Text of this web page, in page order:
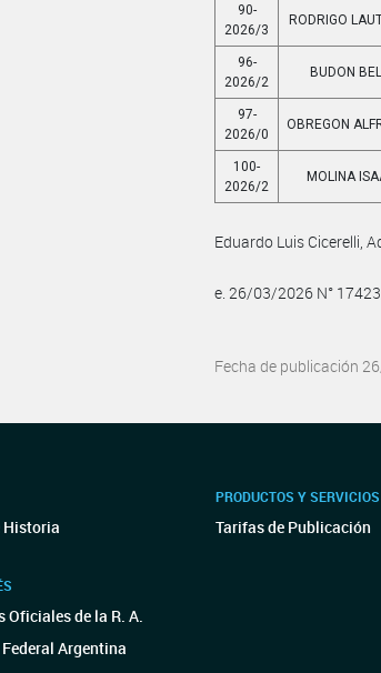
90-
2026/3
RODRIGO
96-
2026/2
BUDON
97-
2026/0
OBREGON
100-
2026/2
MOLINA
Eduardo Luis Cicerelli,
e. 26/03/2026 N°
Fecha de publicación
Historia
Oficiales de la R. A.
Argentina
PRODUCTOS Y SERVICIOS
Tarifas de Publicación